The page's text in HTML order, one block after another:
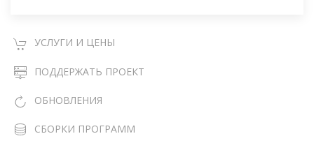
УСЛУГИ И ЦЕНЫ
ПОДДЕРЖАТЬ ПРОЕКТ
ОБНОВЛЕНИЯ
СБОРКИ ПРОГРАММ